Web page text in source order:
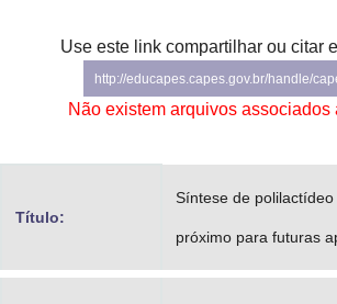
Gabinete de Segurança Institucional
Planalto
Use este link compartilhar ou citar
http://educapes.capes.gov.br/handle/
Não existem arquivos associados
Título:
Síntese de
próximo para futuras